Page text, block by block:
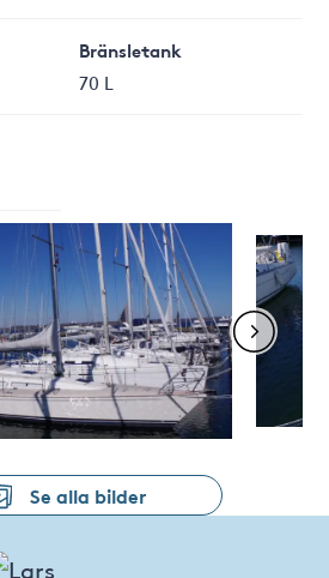
Bränsletank
70 L
Se alla bilder